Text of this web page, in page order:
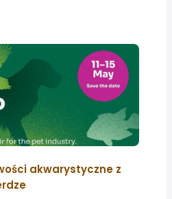
akwarystyczne z